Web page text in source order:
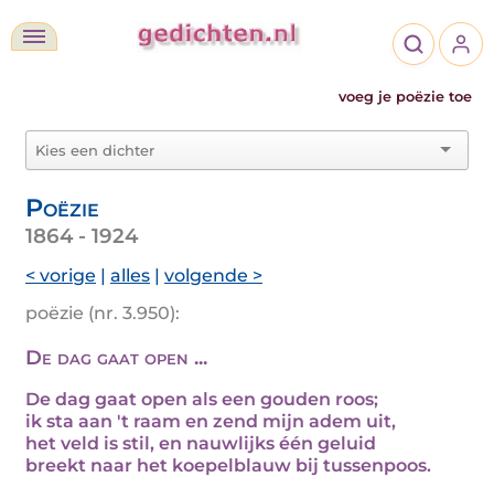
voeg je poëzie toe
Poëzie
1864 - 1924
< vorige | alles | volgende >
poëzie (nr. 3.950):
De dag gaat open ...
De dag gaat open als een gouden roos;
ik sta aan 't raam en zend mijn adem uit,
het veld is stil, en nauwlijks één geluid
breekt naar het koepelblauw bij tussenpoos.